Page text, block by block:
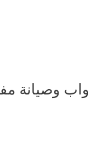
مفاتيح